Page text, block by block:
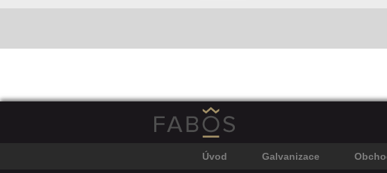
Úvod Galvanizace